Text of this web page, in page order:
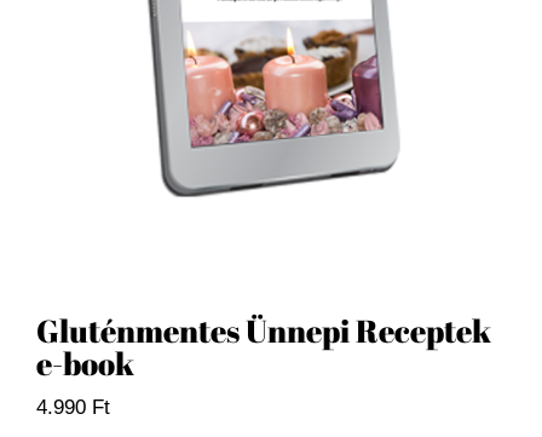
Gluténmentes Ünnepi Receptek
e-book
4.990 Ft